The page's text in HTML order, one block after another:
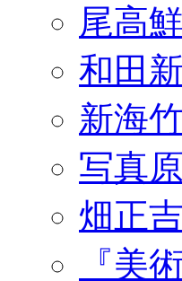
尾高
和田
新海
写真
畑正
『美